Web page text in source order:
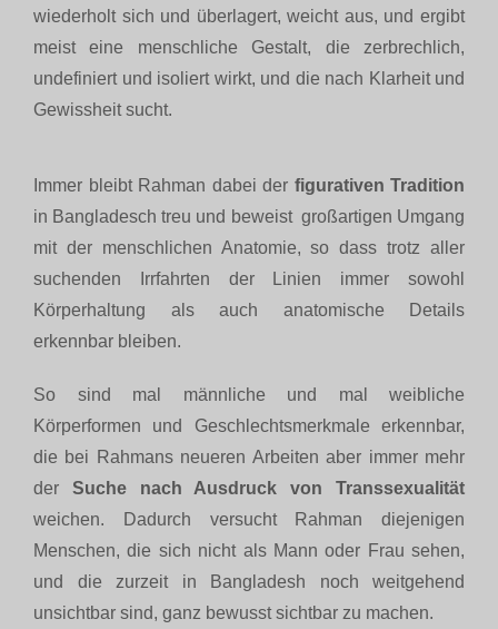
wiederholt sich und überlagert, weicht aus, und ergibt
meist eine menschliche Gestalt, die zerbrechlich,
undefiniert und isoliert wirkt, und die nach Klarheit und
Gewissheit sucht.
Immer bleibt Rahman dabei der figurativen Tradition
in Bangladesch treu und beweist großartigen Umgang
mit der menschlichen Anatomie, so dass trotz aller
suchenden Irrfahrten der Linien immer sowohl
Körperhaltung als auch anatomische Details
erkennbar bleiben.
So sind mal männliche und mal weibliche
Körperformen und Geschlechtsmerkmale erkennbar,
die bei Rahmans neueren Arbeiten aber immer mehr
der Suche nach Ausdruck von Transsexualität
weichen. Dadurch versucht Rahman diejenigen
Menschen, die sich nicht als Mann oder Frau sehen,
und die zurzeit in Bangladesh noch weitgehend
unsichtbar sind, ganz bewusst sichtbar zu machen.